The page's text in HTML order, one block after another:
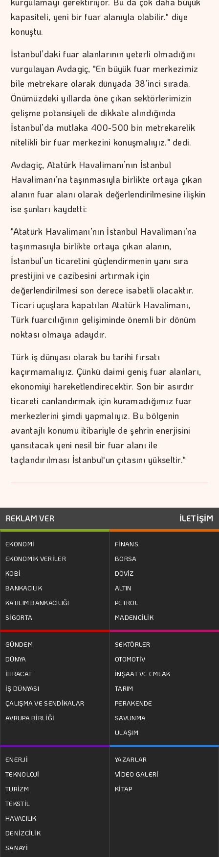
kapasiteli, yeni bir fuar alanıyla olabilir." diye
konuştu.
İstanbul’daki fuar alanlarının yeterli olmadığını
vurgulayan Avdagiç, "En büyük fuar merkezimiz
bile metrekare olarak dünyada 38’inci sırada.
Önümüzdeki yıllarda öne çıkan sektörlerimizin
gelişme potansiyeli de dikkate alındığında
İstanbul’da mutlaka 400-500 bin metrekarelik
nitelikli bir fuar merkezini konuşmalıyız." dedi.
Avdagiç, Atatürk Havalimanı’nın İstanbul
Havalimanı’na taşınmasıyla birlikte ortaya çıkan
alanın fuar alanı olarak değerlendirilmesine ilişkin
ise şunları kaydetti:
"Atatürk Havalimanı’nın İstanbul Havalimanı’na
taşınmasıyla birlikte ortaya çıkan alanın,
İstanbul’un ticaretini güçlendirmenin yanı sıra
prestijini ve cazibesini artırmak için
değerlendirilmesi son derece isabetli olacaktır.
Ticari uçuşlara kapatılan Atatürk Havalimanı,
Türk fuarcılığının gelişiminde önemli bir dönüm
noktası olmaya adaydır.
Türk iş dünyası olarak bu tarihi fırsatı
kaçırmamalıyız. Çünkü daimi geniş fuar alanları,
ekonomiyi hareketlendirecektir. Son bir asırdır
ticareti canlandırmak için kuramadığımız fuar
merkezlerini şimdi yapmalıyız. Bu bölgenin
avantajlı konumu itibariyle de şehrin enerjisini
yansıtacak yeni nesil bir fuar alanı ile
taçlandırılması İstanbul'un çıtasını yükseltir."
REKLAM VER İLETİŞİM
EKONOMİ
EKONOMİK VERİLER
KOBİ
BANKACILIK
KATILIM BANKACILIĞI
SİGORTA
FİNANS
BORSA
DÖVİZ
ALTIN
PETROL
MADENCİLİK
GÜNDEM
DÜNYA
İHRACAT
İŞ DÜNYASI
ÇALIŞMA VE SENDİKALAR
AVRUPA BİRLİĞİ
SEKTÖRLER
OTOMOTİV
İNŞAAT VE EMLAK
TARIM
PERAKENDE
SAVUNMA
ULAŞIM
ENERJİ
TEKNOLOJİ
TURİZM
TEKSTİL
HAVACILIK
DENİZCİLİK
SANAYİ
YAZARLAR
VİDEO GALERİ
KİTAP